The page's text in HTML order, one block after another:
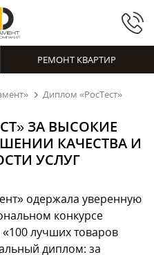
РЕМОНТ КВАРТИР
Диплом «РосТест»
ЗА ВЫСОКИЕ
КАЧЕСТВА И
УСЛУГ
одержала уверенную
конкурсе
лучших товаров
диплом: за